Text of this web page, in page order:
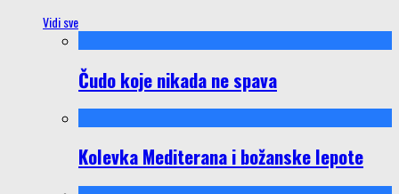
Vidi sve
Čudo koje nikada ne spava
Kolevka Mediterana i božanske lepote